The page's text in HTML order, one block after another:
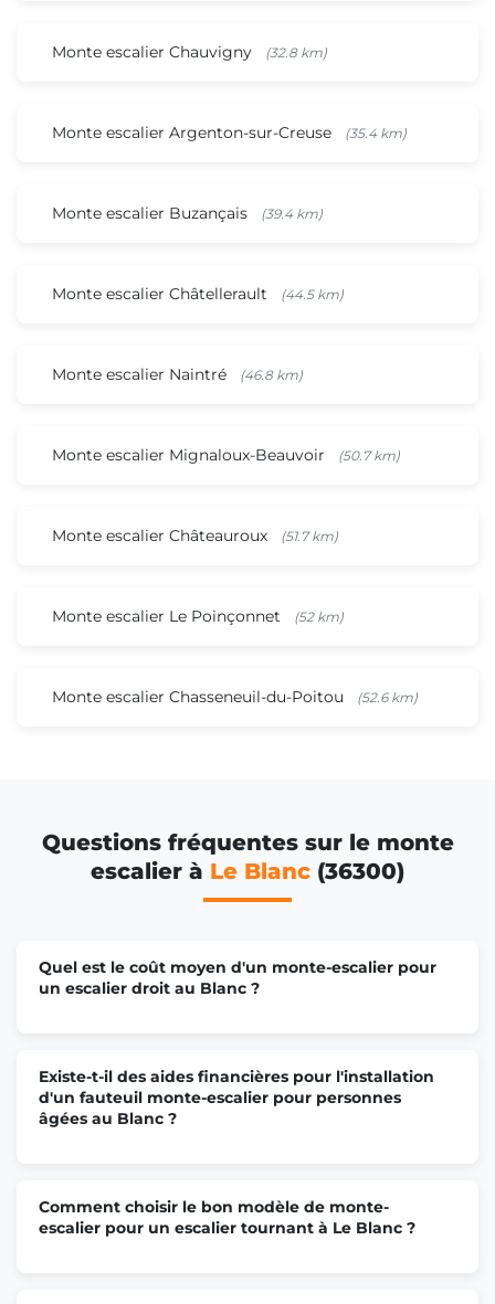
Monte escalier Chauvigny (32.8 km)
Monte escalier Argenton-sur-Creuse (35.4 km)
Monte escalier Buzançais (39.4 km)
Monte escalier Châtellerault (44.5 km)
Monte escalier Naintré (46.8 km)
Monte escalier Mignaloux-Beauvoir (50.7 km)
Monte escalier Châteauroux (51.7 km)
Monte escalier Le Poinçonnet (52 km)
Monte escalier Chasseneuil-du-Poitou (52.6 km)
Questions fréquentes sur le monte
escalier à Le Blanc (36300)
Quel est le coût moyen d'un monte-escalier pour
un escalier droit au Blanc ?
Existe-t-il des aides financières pour l'installation
d'un fauteuil monte-escalier pour personnes
âgées au Blanc ?
Comment choisir le bon modèle de monte-
escalier pour un escalier tournant à Le Blanc ?